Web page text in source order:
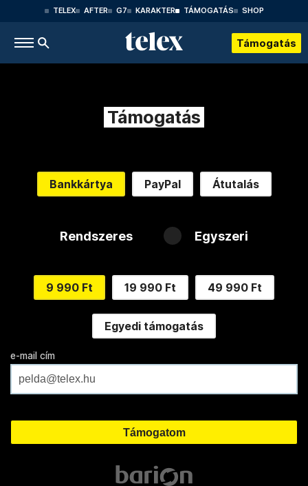
TELEX AFTER G7 KARAKTER TÁMOGATÁS SHOP
Támogatás
Támogatás
Bankkártya PayPal Átutalás
Rendszeres Egyszeri
9 990 Ft 19 990 Ft 49 990 Ft
Egyedi támogatás
e-mail cím